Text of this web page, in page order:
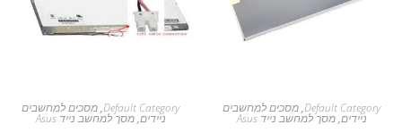
Default Category
,מסכים למחשבים
ניידים,מסך למחשב נייד Asus
Default Category
,מסכים למחשבים
ניידים,מסך למחשב נייד Asus